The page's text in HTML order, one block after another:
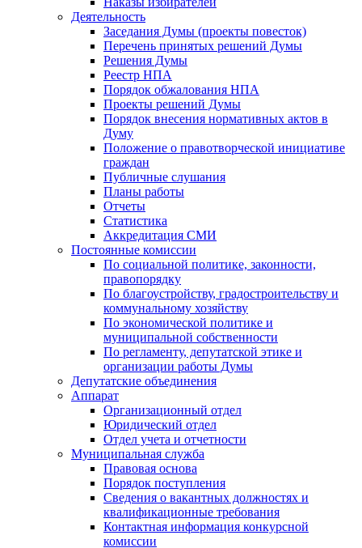
Деятельность
Заседания Думы (проекты повесток)
Перечень принятых решений Думы
Решения Думы
Реестр НПА
Порядок обжалования НПА
Проекты решений Думы
Порядок внесения нормативных актов в
Думу
Положение о правотворческой инициативе
граждан
Публичные слушания
Планы работы
Отчеты
Статистика
Аккредитация СМИ
Постоянные комиссии
По социальной политике, законности,
правопорядку
По благоустройству, градостроительству и
коммунальному хозяйству
По экономической политике и
муниципальной собственности
По регламенту, депутатской этике и
организации работы Думы
Депутатские объединения
Аппарат
Организационный отдел
Юридический отдел
Отдел учета и отчетности
Муниципальная служба
Правовая основа
Порядок поступления
Сведения о вакантных должностях и
квалификационные требования
Контактная информация конкурсной
комиссии